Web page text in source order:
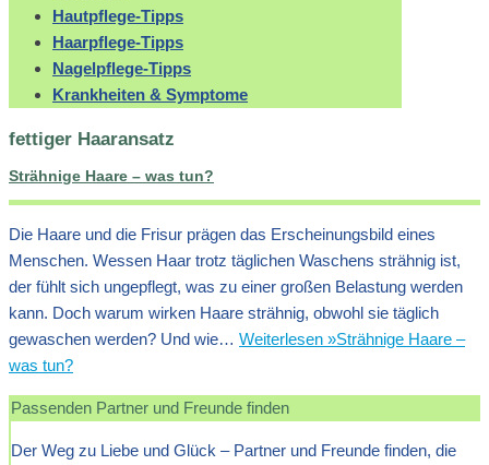
Hautpflege-Tipps
Haarpflege-Tipps
Nagelpflege-Tipps
Krankheiten & Symptome
fettiger Haaransatz
Strähnige Haare – was tun?
Die Haare und die Frisur prägen das Erscheinungsbild eines
Menschen. Wessen Haar trotz täglichen Waschens strähnig ist,
der fühlt sich ungepflegt, was zu einer großen Belastung werden
kann. Doch warum wirken Haare strähnig, obwohl sie täglich
gewaschen werden? Und wie… Weiterlesen »Strähnige Haare –
was tun?
Passenden Partner und Freunde finden
Der Weg zu Liebe und Glück – Partner und Freunde finden, die